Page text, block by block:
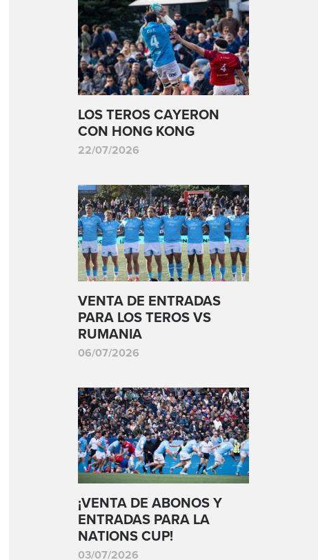
LOS TEROS CAYERON
CON HONG KONG
22/07/2026
VENTA DE ENTRADAS
PARA LOS TEROS VS
RUMANIA
06/07/2026
¡VENTA DE ABONOS Y
ENTRADAS PARA LA
NATIONS CUP!
03/07/2026